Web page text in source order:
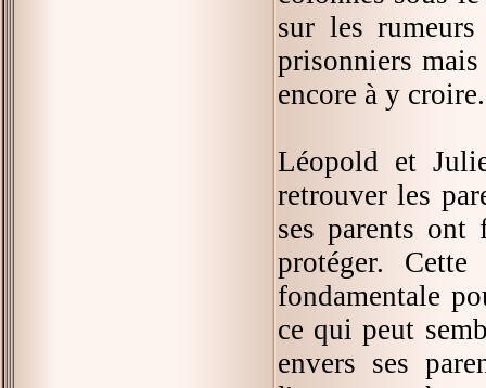
sur les
prisonniers
encore à y croire.
Léopold et
retrouver les
ses parents
protéger.
fondamentale
ce qui peut
envers ses